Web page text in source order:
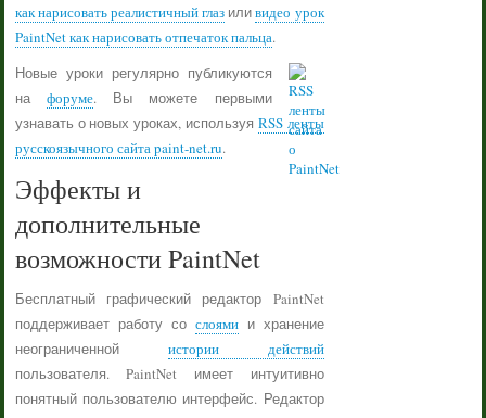
как нарисовать реалистичный глаз иливидео урок
PaintNet как нарисовать отпечаток пальца.
Новые уроки регулярно публикуются
нафоруме. Вы можете первыми
узнавать о новых уроках, используя RSS ленты
русскоязычного сайта paint-net.ru.
Эффекты и
дополнительные
возможности PaintNet
Бесплатный графический редактор PaintNet
поддерживает работу со слоямии хранение
неограниченной истории действий
пользователя. PaintNet имеет интуитивно
понятный пользователю интерфейс. Редактор